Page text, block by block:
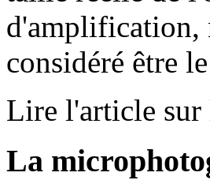
d'amplification,
considéré être
Lire l'article sur
La